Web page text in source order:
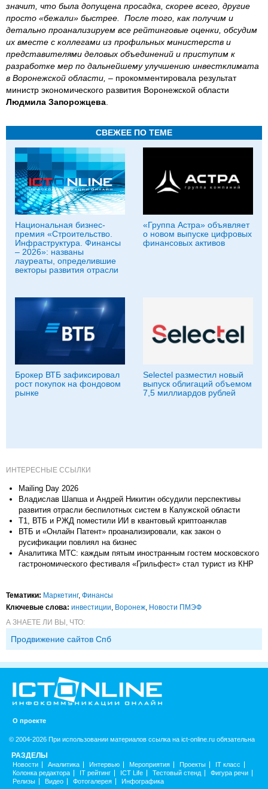
значит, что была допущена просадка, скорее всего, другие
просто «бежали» быстрее. После того, как получим и
детально проанализируем все рейтинговые оценки, обсудим
их вместе с коллегами из профильных министерств и
представителями деловых объединений и приступим к
разработке мер по дальнейшему улучшению инвестклимата
в Воронежской области, – прокомментировала результат
министр экономического развития Воронежской области
Людмила Запорожцева
СВЕЖЕЕ ПО ТЕМЕ
Национальная бизнес-
премия «Строительство.
Инфраструктура. Финансы
– 2026»: названы
лауреаты, определившие
векторы развития отрасли
«Группа Астра» объявляет
о новом выпуске цифровых
финансовых активов
Брокер ВТБ зафиксировал
рост покупок на фондовом
рынке
Selectel разместил новый
выпуск облигаций объемом
7,5 миллиардов рублей
ИНТЕРЕСНЫЕ ССЫЛКИ
Mailing Day 2026
Владислав Шапша и Андрей Никитин обсудили перспективы
развития отрасли беспилотных систем в Калужской области
Т1, ВТБ и РЖД поместили ИИ в квантовый криптоанклав
ВТБ и «Онлайн Патент» проанализировали, как закон о
русификации повлиял на бизнес
Аналитика МТС: каждым пятым иностранным гостем московского
гастрономического фестиваля «Грильфест» стал турист из КНР
Тематики: Маркетинг, Финансы
Ключевые слова: инвестиции Воронеж Новости ПМЭФ
А ЗНАЕТЕ ЛИ ВЫ, ЧТО:
Продвижение сайтов Спб
О проекте
© 2004-2026 При использовании материалов ссылка на ict-online.ru обязательна
РАЗДЕЛЫ
Новости Аналитика Интервью Мероприятия Проекты
IT класс
Колонка редактора
IT рейтинг ICT Life Тестовый стенд
Фигура речи
Релизы
Видео Фотогалерея Инфографика